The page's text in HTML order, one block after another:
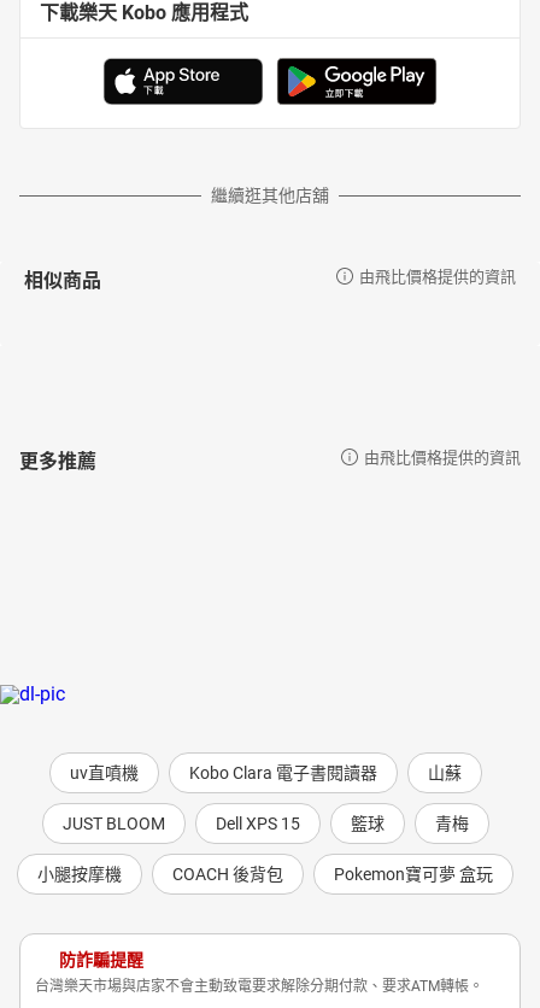
下載樂天 Kobo 應用程式
繼續逛其他店舖
相似商品 由飛比價格提供的資訊
更多推薦 由飛比價格提供的資訊
uv直噴機 Kobo Clara 電子書閱讀器 山蘇
JUST BLOOM Dell XPS 15 籃球 青梅
小腿按摩機 COACH 後背包 Pokemon寶可夢 盒玩
防詐騙提醒
台灣樂天市場與店家不會主動致電要求解除分期付款、要求ATM轉帳。